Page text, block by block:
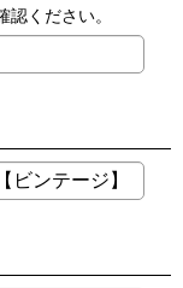
ください。